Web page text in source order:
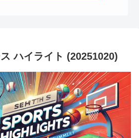
ハイライト (20251020)